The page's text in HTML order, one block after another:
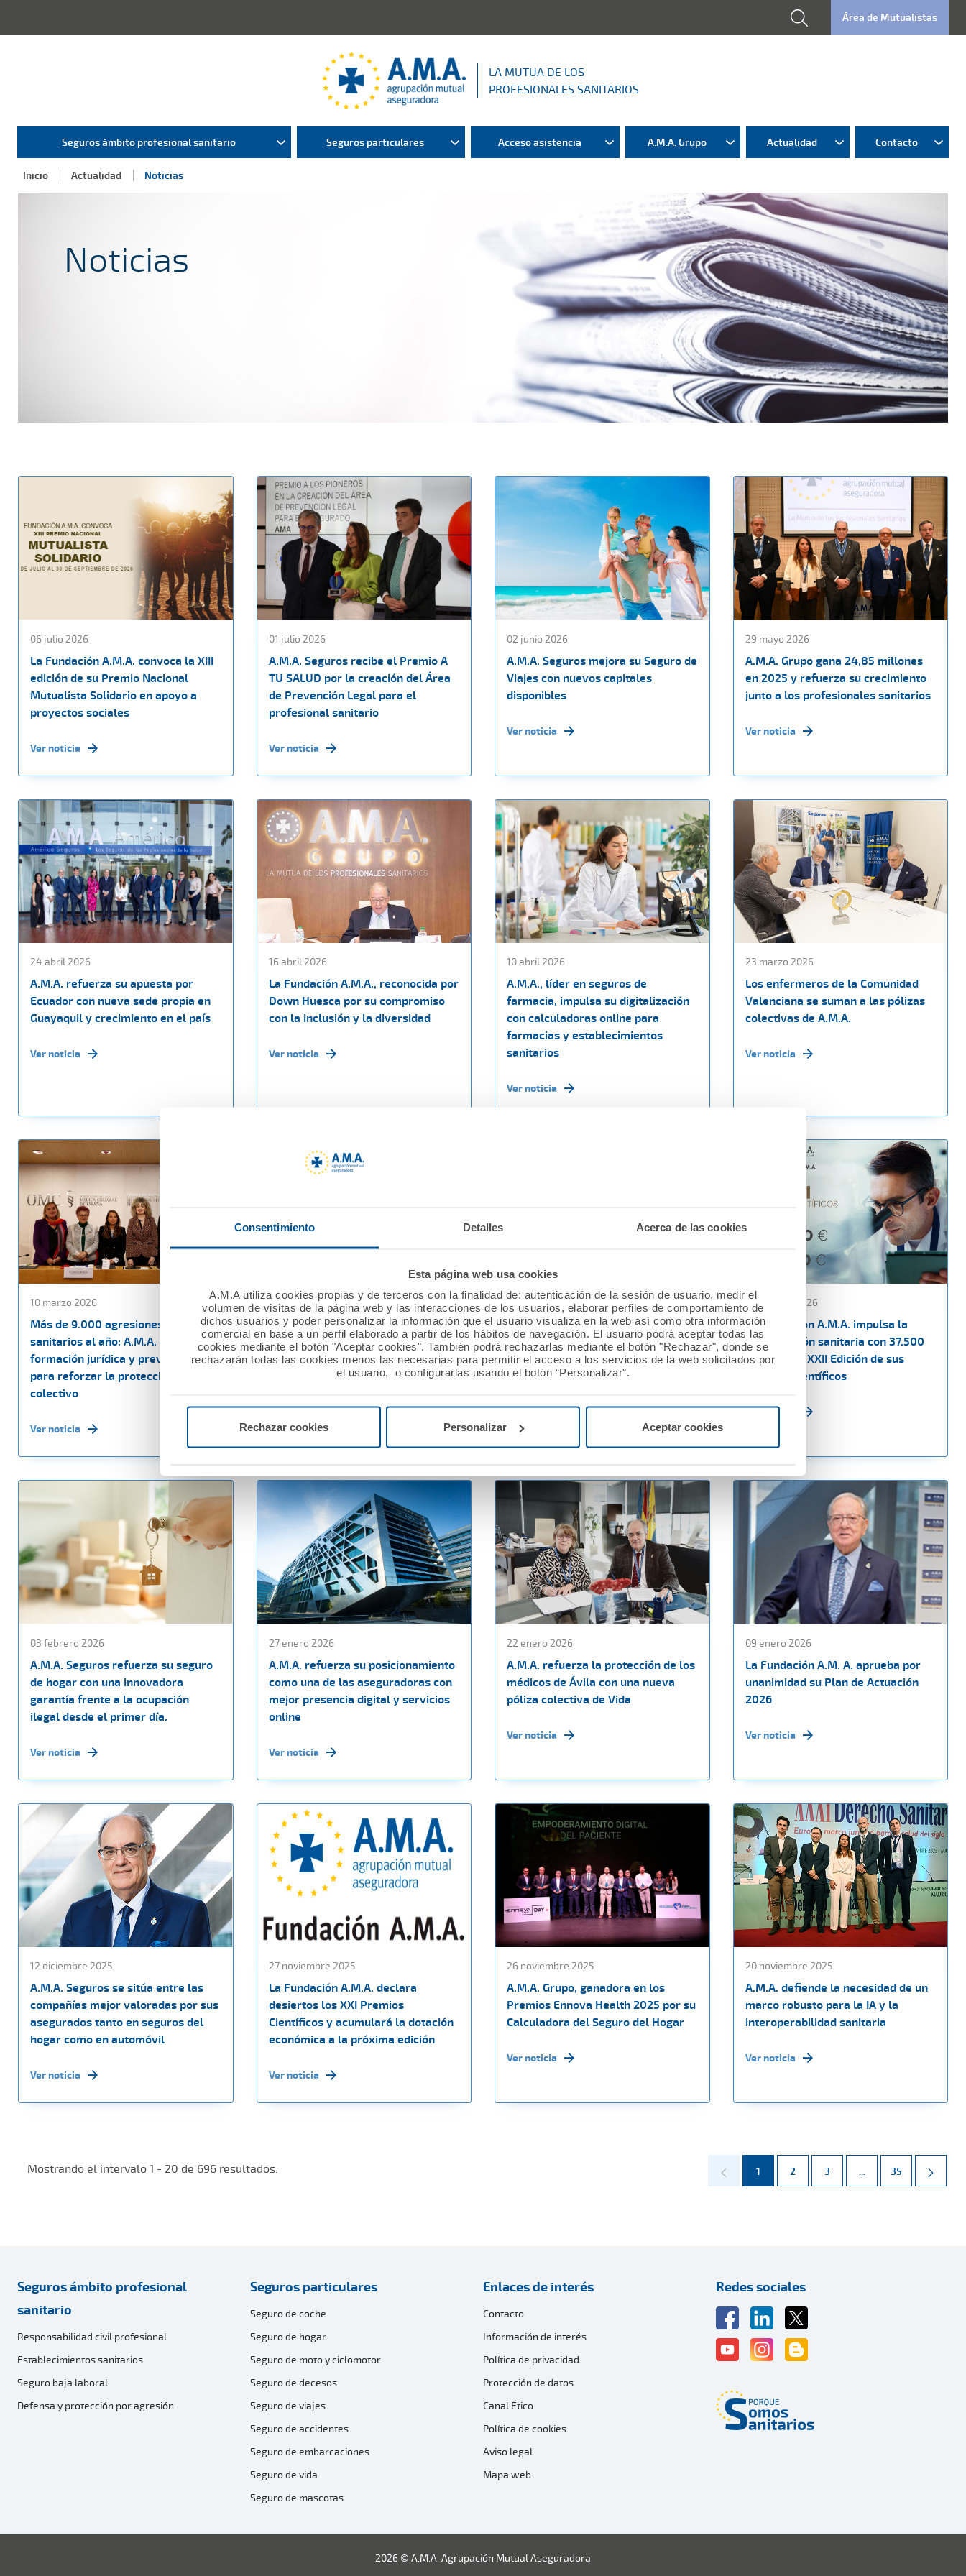
Consentimiento Detalles Acerca de las cookies
Esta página web usa cookies
A.M.A utiliza cookies propias y de terceros con la finalidad de: autenticación de la sesión de usuario, medir el
volumen de visitas de la página web y las interacciones de los usuarios, elaborar perfiles de comportamiento de
dichos usuarios y poder personalizar la información que el usuario visualiza en la web así como otra información
comercial en base a un perfil elaborado a partir de los hábitos de navegación. El usuario podrá aceptar todas las
cookies mediante el botón "Aceptar cookies". También podrá rechazarlas mediante el botón "Rechazar", donde se
rechazarán todas las cookies menos las necesarias para permitir el acceso a los servicios de la web solicitados por
el usuario, o configurarlas usando el botón “Personalizar".
Rechazar cookies Personalizar Aceptar cookies
Área de Mutualistas
LA MUTUA DE LOS
PROFESIONALES SANITARIOS
Seguros ámbito profesional sanitario Seguros particulares Acceso asistencia A.M.A. Grupo Actualidad Contacto
Inicio Actualidad Noticias
Noticias
06 julio 2026
La Fundación A.M.A. convoca la XIII
edición de su Premio Nacional
Mutualista Solidario en apoyo a
proyectos sociales
Ver noticia
01 julio 2026
A.M.A. Seguros recibe el Premio A
TU SALUD por la creación del Área
de Prevención Legal para el
profesional sanitario
Ver noticia
02 junio 2026
A.M.A. Seguros mejora su Seguro de
Viajes con nuevos capitales
disponibles
Ver noticia
29 mayo 2026
A.M.A. Grupo gana 24,85 millones
en 2025 y refuerza su crecimiento
junto a los profesionales sanitarios
Ver noticia
24 abril 2026
A.M.A. refuerza su apuesta por
Ecuador con nueva sede propia en
Guayaquil y crecimiento en el país
Ver noticia
16 abril 2026
La Fundación A.M.A., reconocida por
Down Huesca por su compromiso
con la inclusión y la diversidad
Ver noticia
10 abril 2026
A.M.A., líder en seguros de
farmacia, impulsa su digitalización
con calculadoras online para
farmacias y establecimientos
sanitarios
Ver noticia
23 marzo 2026
Los enfermeros de la Comunidad
Valenciana se suman a las pólizas
colectivas de A.M.A.
Ver noticia
10 marzo 2026
Más de 9.000 agresiones a
sanitarios al año: A.M.A. impulsa
formación jurídica y prevención
para reforzar la protección del
colectivo
Ver noticia
27 febrero 2026
La Fundación A.M.A. concede
60.000 euros a nueve proyectos
sociales en la XII edición del Premio
Nacional Mutualista Solidario.
Ver noticia
13 febrero 2026
A.M.A. reafirma su apoyo a los
profesionales sanitarios en las
Jornadas PostMIR del Grupo CTO
13 febrero 2026
La Fundación A.M.A. impulsa la
investigación sanitaria con 37.500
euros en la XXII Edición de sus
Premios Científicos
Ver noticia
03 febrero 2026
A.M.A. Seguros refuerza su seguro
de hogar con una innovadora
garantía frente a la ocupación
ilegal desde el primer día.
Ver noticia
27 enero 2026
A.M.A. refuerza su posicionamiento
como una de las aseguradoras con
mejor presencia digital y servicios
online
Ver noticia
22 enero 2026
A.M.A. refuerza la protección de los
médicos de Ávila con una nueva
póliza colectiva de Vida
Ver noticia
09 enero 2026
La Fundación A.M. A. aprueba por
unanimidad su Plan de Actuación
2026
Ver noticia
12 diciembre 2025
A.M.A. Seguros se sitúa entre las
compañías mejor valoradas por sus
asegurados tanto en seguros del
hogar como en automóvil
Ver noticia
27 noviembre 2025
La Fundación A.M.A. declara
desiertos los XXI Premios
Científicos y acumulará la dotación
económica a la próxima edición
Ver noticia
26 noviembre 2025
A.M.A. Grupo, ganadora en los
Premios Ennova Health 2025 por su
Calculadora del Seguro del Hogar
Ver noticia
20 noviembre 2025
A.M.A. defiende la necesidad de un
marco robusto para la IA y la
interoperabilidad sanitaria
Ver noticia
Mostrando el intervalo 1 - 20 de 696 resultados. Página
1 Página
2 Página
3 ... Páginas intermedias
Página
35
Seguros ámbito profesional
sanitario
Responsabilidad civil profesional
Establecimientos sanitarios
Seguro baja laboral
Defensa y protección por agresión
Seguros particulares
Seguro de coche
Seguro de hogar
Seguro de moto y ciclomotor
Seguro de decesos
Seguro de viajes
Seguro de accidentes
Seguro de embarcaciones
Seguro de vida
Seguro de mascotas
Enlaces de interés
Contacto
Información de interés
Política de privacidad
Protección de datos
Canal Ético
Política de cookies
Aviso legal
Mapa web
Redes sociales
2026 © A.M.A. Agrupación Mutual Aseguradora